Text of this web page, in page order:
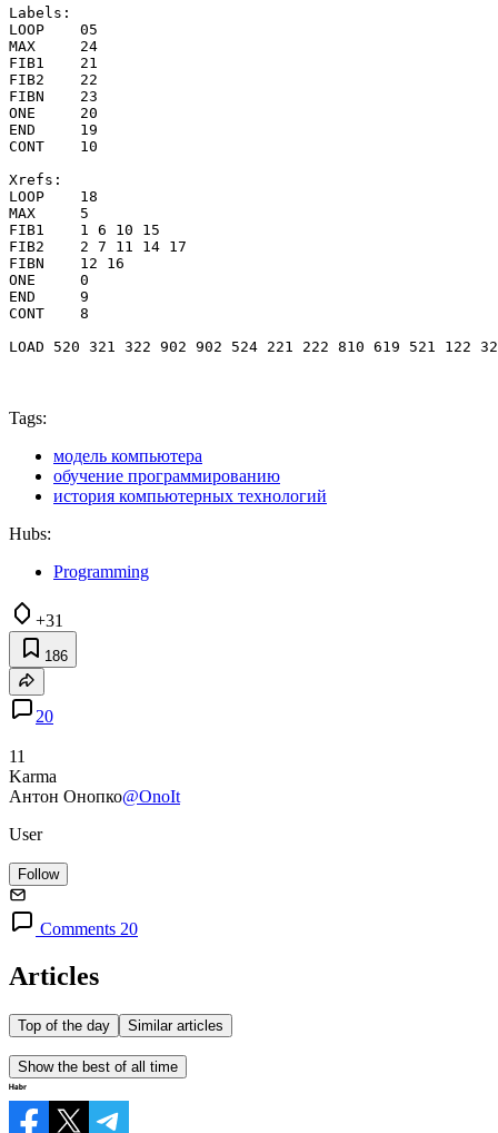
Labels:
LOOP    05
MAX     24
FIB1    21
FIB2    22
FIBN    23
ONE     20
END     19
CONT    10
Xrefs:
LOOP    18
MAX     5
FIB1    1 6 10 15
FIB2    2 7 11 14 17
FIBN    12 16
ONE     0
END     9
CONT    8
Tags:
модель компьютера
обучение программированию
история компьютерных технологий
Hubs:
Programming
+31
186
20
11
Karma
Антон Онопко@OnoIt
User
Follow
Comments 20
Articles
Top of the day Similar articles
Show the best of all time